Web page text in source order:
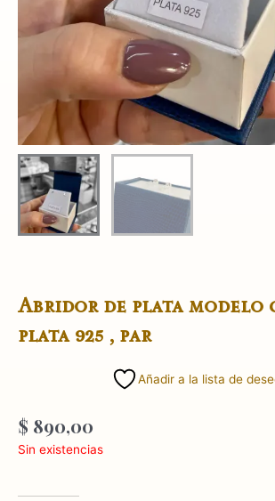
Abridor de plata modelo
plata 925 , par
Añadir a la lista de
$ 890,00
Sin existencias